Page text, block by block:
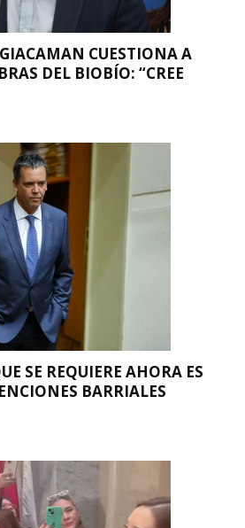
CUESTIONA A
DEL BIOBÍO: “CREE
SE REQUIERE AHORA ES
BARRIALES